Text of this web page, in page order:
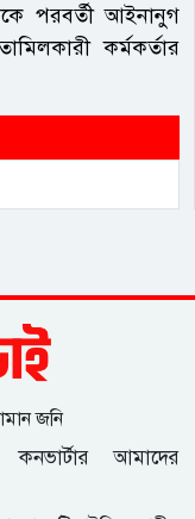
পরবর্তী আইনানুগ
কর্মকর্তার
জনি
কনভার্টার
আমাদের